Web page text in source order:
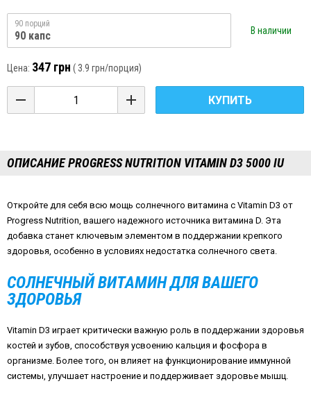
90 порций
90 капс В наличии
Цена: 347 грн ( 3.9 грн/порция)
КУПИТЬ
ОПИСАНИЕ PROGRESS NUTRITION VITAMIN D3 5000 IU
Откройте для себя всю мощь солнечного витамина с Vitamin D3 от
Progress Nutrition, вашего надежного источника витамина D. Эта
добавка станет ключевым элементом в поддержании крепкого
здоровья, особенно в условиях недостатка солнечного света.
СОЛНЕЧНЫЙ ВИТАМИН ДЛЯ ВАШЕГО
ЗДОРОВЬЯ
Vitamin D3 играет критически важную роль в поддержании здоровья
костей и зубов, способствуя усвоению кальция и фосфора в
организме. Более того, он влияет на функционирование иммунной
системы, улучшает настроение и поддерживает здоровье мышц.